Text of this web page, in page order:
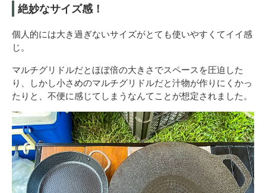
絶妙なサイズ感！
個人的には大き過ぎないサイズがとても使いやすくてイイ感
じ。
マルチグリドルだとほぼ倍の大きさでスペースを圧迫した
り、しかし小さめのマルチグリドルだと汁物が作りにくかっ
たりと、不便に感じてしまうなんてことが想定されました。